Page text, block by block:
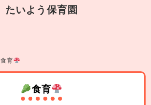
たいよう保育園
食育
食育